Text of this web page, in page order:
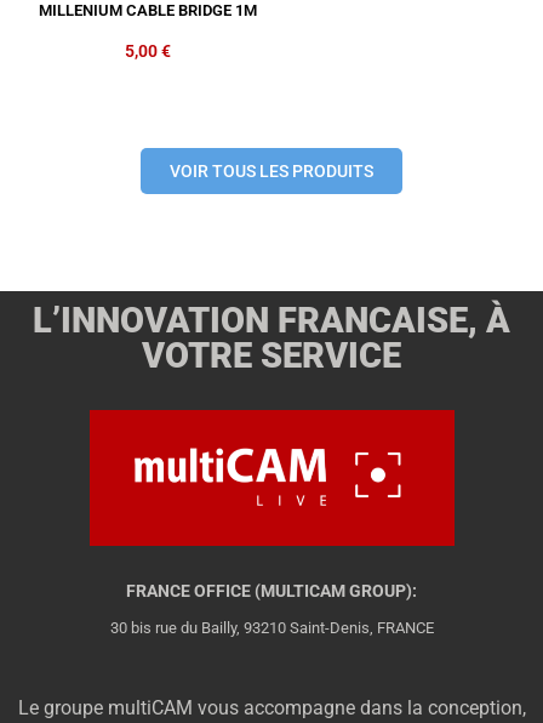
MILLENIUM CABLE BRIDGE 1M
5,00€
VOIR TOUS LES PRODUITS
L’INNOVATION FRANCAISE, À
VOTRE SERVICE
FRANCE OFFICE (MULTICAM GROUP):
30 bis rue du Bailly, 93210 Saint-Denis, FRANCE
Le groupe multiCAM vous accompagne dans la conception,